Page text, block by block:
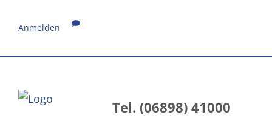
Anmelden
Tel. (06898) 41000